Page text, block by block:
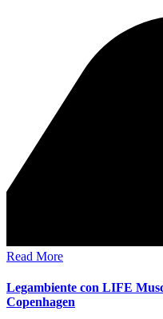
Read More
Legambiente con LIFE
Copenhagen